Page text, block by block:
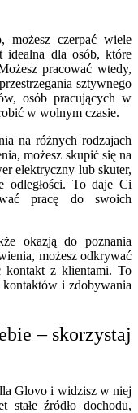
możesz czerpać wiele
idealna dla osób, które
pracować wtedy,
sztywnego
osób pracujących w
w wolnym czasie.
na różnych rodzajach
możesz skupić się na
elektryczny lub skuter,
odległości. To daje Ci
pracę do swoich
okazją do poznania
możesz odkrywać
kontakt z klientami. To
i zdobywania
– skorzystaj
Glovo i widzisz w niej
stałe źródło dochodu,